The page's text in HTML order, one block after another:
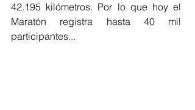
42.195 kilómetros. Por lo que hoy el
Maratón registra hasta 40 mil
participantes...